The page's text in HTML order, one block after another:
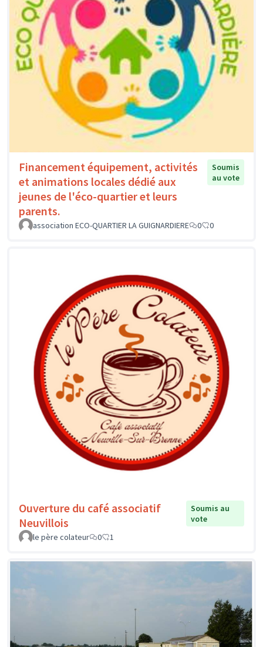
Financement équipement, activités
et animations locales dédié aux
jeunes de l'éco-quartier et leurs
parents.
Soumis
au vote
association ECO-QUARTIER LA GUIGNARDIERE 0 0
Ouverture du café associatif
Neuvillois
Soumis au
vote
le père colateur
0 1